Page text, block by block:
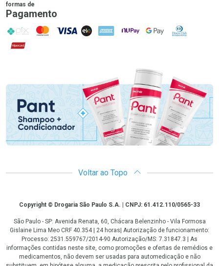
formas de
Pagamento
PIX MasterCard
VISA ELO AMEX NuPay Google PayDiners Club
Hipercard
Promoção em Destaque
Voltar ao Topo
CopyrightCopyright © Drogaria São Paulo S.A. | CNPJ: 61.412.110/0565-33
São Paulo - SP: Avenida Renata, 60, Chácara Belenzinho - Vila Formosa
Gislaine Lima Meo CRF 40.354 | 24 horas| Autorização de funcionamento:
Processo: 2531.559767/2014-90 Autorização/MS: 7.31847.3 | As
informações contidas neste site, como promoções e ofertas de remédios e
medicamentos, não devem ser usadas para automedicação e não